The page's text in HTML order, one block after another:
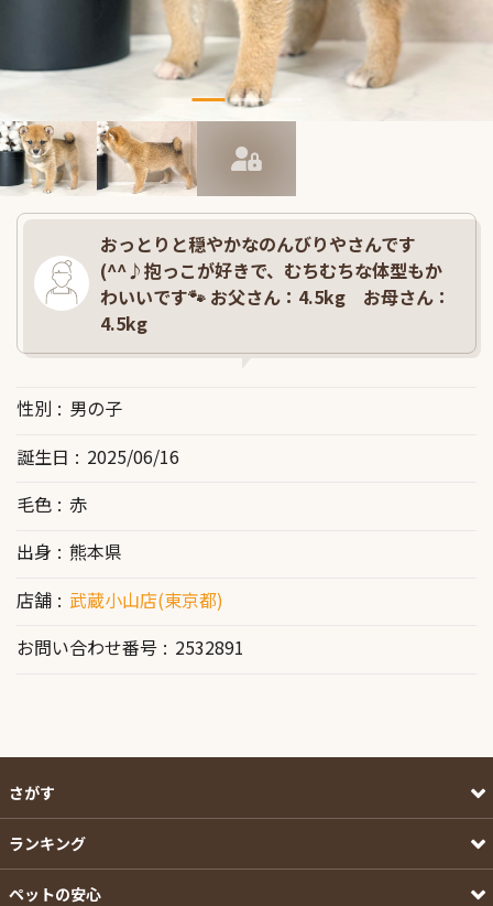
おっとりと穏やかなのんびりやさんです
(^^♪抱っこが好きで、むちむちな体型もか
わいいです🐾 お父さん：4.5kg お母さん：
4.5kg
性別
男の子
誕生日
2025/06/16
毛色
赤
出身
熊本県
店舗
武蔵小山店(東京都)
お問い合わせ番号
2532891
さがす
ランキング
ペットの安心